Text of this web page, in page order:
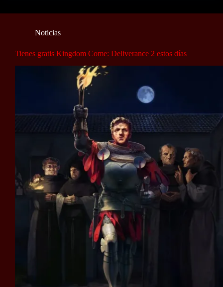
Noticias
Tienes gratis Kingdom Come: Deliverance 2 estos días